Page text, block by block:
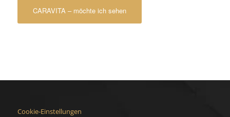
CARAVITA – möchte ich sehen
Cookie-Einstellungen